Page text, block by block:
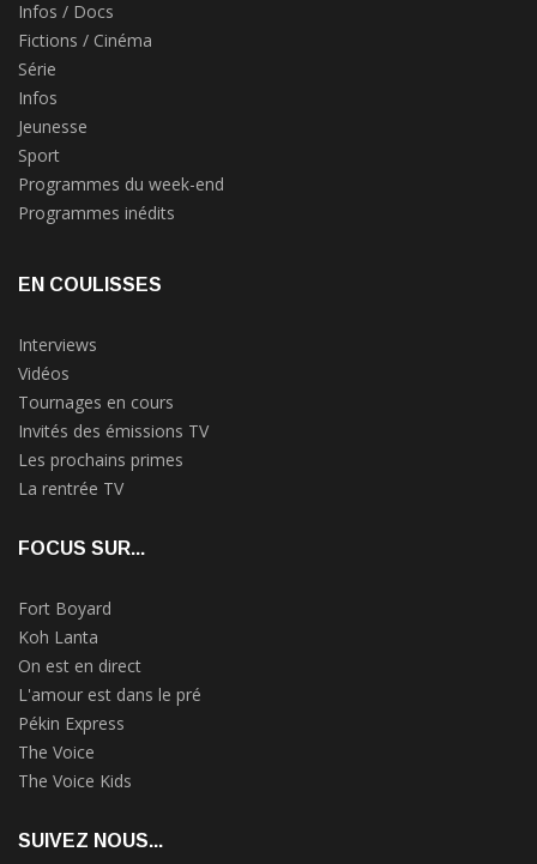
Infos / Docs
Fictions / Cinéma
Série
Infos
Jeunesse
Sport
Programmes du week-end
Programmes inédits
EN COULISSES
Interviews
Vidéos
Tournages en cours
Invités des émissions TV
Les prochains primes
La rentrée TV
FOCUS SUR...
Fort Boyard
Koh Lanta
On est en direct
L'amour est dans le pré
Pékin Express
The Voice
The Voice Kids
SUIVEZ NOUS...